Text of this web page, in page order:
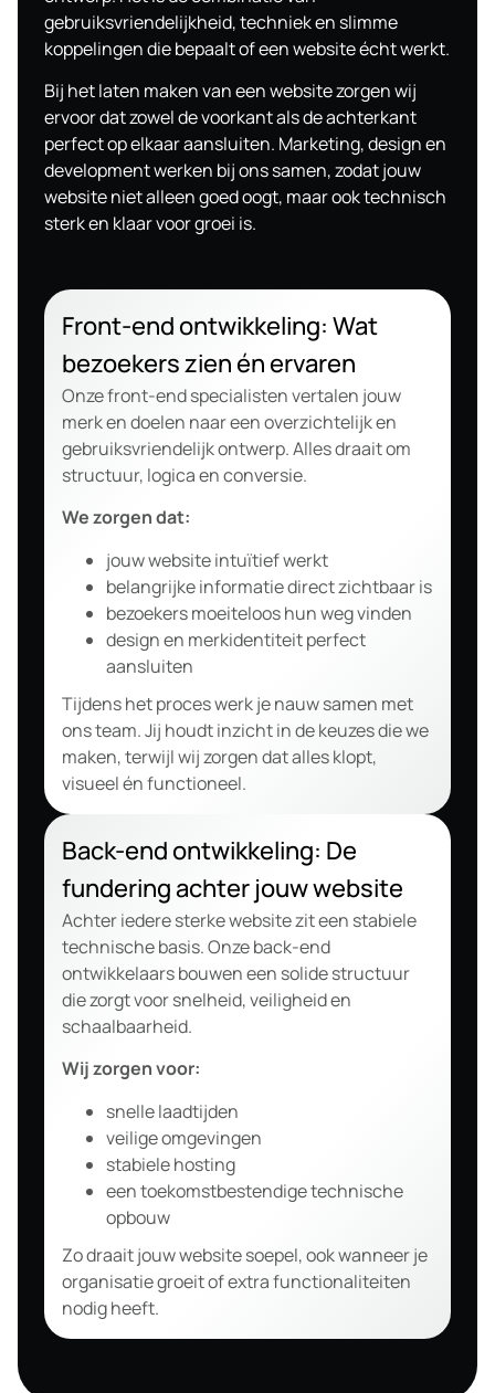
gebruiksvriendelijkheid, techniek en slimme
koppelingen die bepaalt of een website écht werkt.
Bij het laten maken van een website zorgen wij
ervoor dat zowel de voorkant als de achterkant
perfect op elkaar aansluiten. Marketing, design en
development werken bij ons samen, zodat jouw
website niet alleen goed oogt, maar ook technisch
sterk en klaar voor groei is.
Front-end ontwikkeling: Wat
bezoekers zien én ervaren
Onze front-end specialisten vertalen jouw
merk en doelen naar een overzichtelijk en
gebruiksvriendelijk ontwerp. Alles draait om
structuur, logica en conversie.
We zorgen dat:
jouw website intuïtief werkt
belangrijke informatie direct zichtbaar is
bezoekers moeiteloos hun weg vinden
design en merkidentiteit perfect
aansluiten
Tijdens het proces werk je nauw samen met
ons team. Jij houdt inzicht in de keuzes die we
maken, terwijl wij zorgen dat alles klopt,
visueel én functioneel.
Back-end ontwikkeling: De
fundering achter jouw website
Achter iedere sterke website zit een stabiele
technische basis. Onze back-end
ontwikkelaars bouwen een solide structuur
die zorgt voor snelheid, veiligheid en
schaalbaarheid.
Wij zorgen voor:
snelle laadtijden
veilige omgevingen
stabiele hosting
een toekomstbestendige technische
opbouw
Zo draait jouw website soepel, ook wanneer je
organisatie groeit of extra functionaliteiten
nodig heeft.